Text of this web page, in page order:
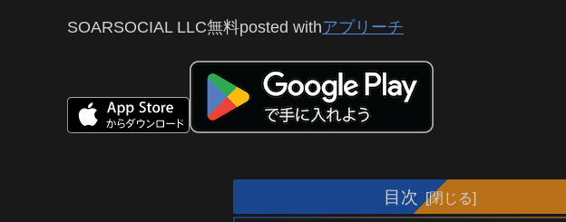
SOARSOCIAL LLC無料posted withアプリーチ
目次